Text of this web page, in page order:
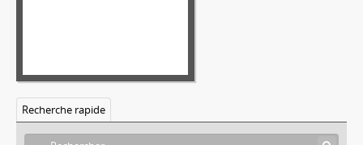
Recherche rapide